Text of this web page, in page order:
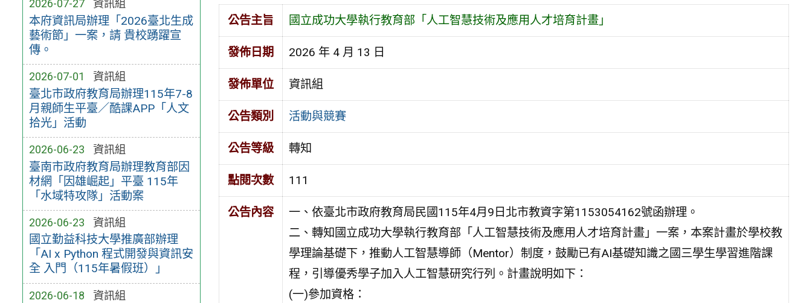
2026-07-27 資訊組
本府資訊局辦理「2026臺北生成
藝術節」一案，請 貴校踴躍宣
傳。
2026-07-01 資訊組
臺北市政府教育局辦理115年7-8
月親師生平臺／酷課APP「人文
拾光」活動
2026-06-23 資訊組
臺南市政府教育局辦理教育部因
材網「因雄崛起」平臺 115年
「水域特攻隊」活動案
2026-06-23 資訊組
國立勤益科技大學推廣部辦理
「AI x Python 程式開發與資訊安
全 入門（115年暑假班）」
2026-06-18 資訊組
公告主旨 國立成功大學執行教育部「人工智慧技術及應用人才培育計畫」
發佈日期 2026 年 4 月 13 日
發佈單位 資訊組
公告類別 活動與競賽
公告等級 轉知
點閱次數 111
公告內容
一、依臺北市政府教育局民國115年4月9日北市教資字第1153054162號函辦理。
二、轉知國立成功大學執行教育部「人工智慧技術及應用人才培育計畫」一案，本案計畫於學校教
學理論基礎下，推動人工智慧導師（Mentor）制度，鼓勵已有AI基礎知識之國三學生學習進階課
程，引導優秀學子加入人工智慧研究行列。計畫說明如下：
(一)參加資格：